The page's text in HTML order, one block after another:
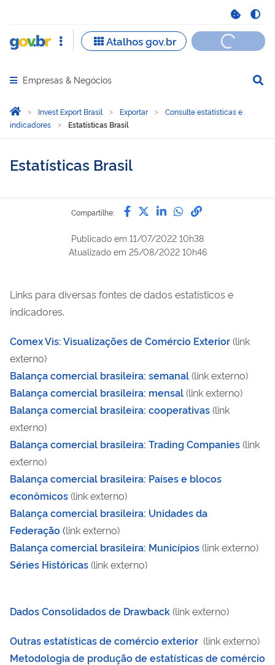
Abrir menu principal de navegação
Empresas & Negócios
Você está aqui:
Página Inicial
Invest Export Brasil Exportar
Consulte estatísticas e
indicadores
Estatísticas Brasil
Estatísticas Brasil
Compartilhe: Compartilhe por Facebook
Compartilhe por Twitter
Compartilhe por
Compartilhe
link para
Publicado em 11/07/2022 10h38
Atualizado em 25/08/2022 10h46
Links para diversas fontes de dados estatísticos e
indicadores.
Comex Vis: Visualizações de Comércio Exterior(link
externo)
Balança comercial brasileira: semanal(link externo)
Balança comercial brasileira: mensal(link externo)
Balança comercial brasileira: cooperativas(link
externo)
Balança comercial brasileira: Trading Companies(link
externo)
Balança comercial brasileira: Países e blocos
econômicos(link externo)
Balança comercial brasileira: Unidades da
Federação (link externo)
Balança comercial brasileira: Municípios(link externo)
Séries Históricas(link externo)
Dados Consolidados de Drawback(link externo)
Outras estatísticas de comércio exterior (link externo)
Metodologia de produção de estatísticas de comércio